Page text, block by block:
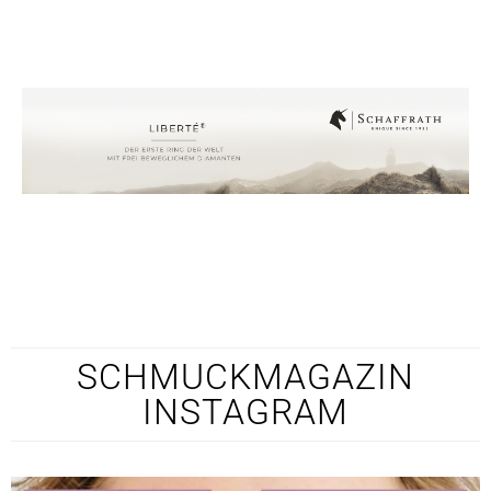
SCHMUCKMAGAZIN
INSTAGRAM